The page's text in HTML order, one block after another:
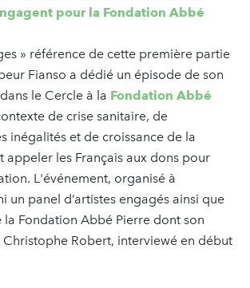
pour la Fondation Abbé
» référence de cette première partie
Fianso a dédié un épisode de son
le Cercle à la Fondation Abbé
de crise sanitaire, de
inégalités et de croissance de la
appeler les Français aux dons pour
L'événement, organisé à
un panel d’artistes engagés ainsi que
la Fondation Abbé Pierre dont son
Robert, interviewé en début